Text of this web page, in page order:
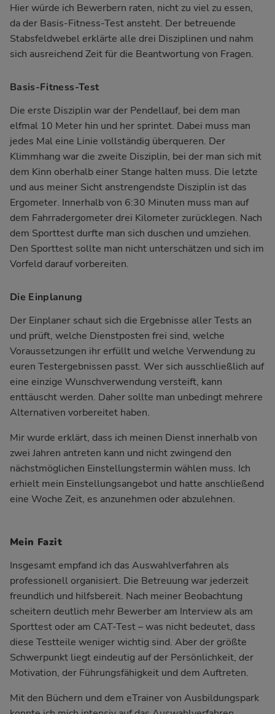
Hier würde ich Bewerbern raten, nicht zu viel zu essen,
da der Basis-Fitness-Test ansteht. Der betreuende
Stabsfeldwebel erklärte alle drei Disziplinen und nahm
sich ausreichend Zeit für die Beantwortung von Fragen.
Basis-Fitness-Test
Die erste Disziplin war der Pendellauf, bei dem man
elfmal 10 Meter hin und her sprintet. Dabei muss man
jedes Mal eine Linie vollständig überqueren. Der
Klimmhang war die zweite Disziplin, bei der man sich mit
dem Kinn oberhalb einer Stange halten muss. Die letzte
und aus meiner Sicht anstrengendste Disziplin ist das
Ergometer. Innerhalb von 6:30 Minuten muss man auf
dem Fahrradergometer drei Kilometer zurücklegen. Nach
dem Sporttest durfte man sich duschen und umziehen.
Den Sporttest sollte man nicht unterschätzen und sich im
Vorfeld darauf vorbereiten.
Die Einplanung
Der Einplaner schaut sich die Ergebnisse aller Tests an
und prüft, welche Dienstposten frei sind, welche
Voraussetzungen ihr erfüllt und welche Verwendung zu
euren Testergebnissen passt. Wer sich ausschließlich auf
eine einzige Wunschverwendung versteift, kann
enttäuscht werden. Daher sollte man unbedingt mehrere
Alternativen vorbereitet haben.
Mir wurde erklärt, dass ich meinen Dienst innerhalb von
zwei Jahren antreten kann und nicht zwingend den
nächstmöglichen Einstellungstermin wählen muss. Ich
erhielt mein Einstellungsangebot und hatte anschließend
eine Woche Zeit, es anzunehmen oder abzulehnen.
Mein Fazit
Insgesamt empfand ich das Auswahlverfahren als
professionell organisiert. Die Betreuung war jederzeit
freundlich und hilfsbereit. Nach meiner Beobachtung
scheitern deutlich mehr Bewerber am Interview als am
Sporttest oder am CAT-Test – was nicht bedeutet, dass
diese Testteile weniger wichtig sind. Aber der größte
Schwerpunkt liegt eindeutig auf der Persönlichkeit, der
Motivation, der Führungsfähigkeit und dem Auftreten.
Mit den Büchern und dem eTrainer von Ausbildungspark